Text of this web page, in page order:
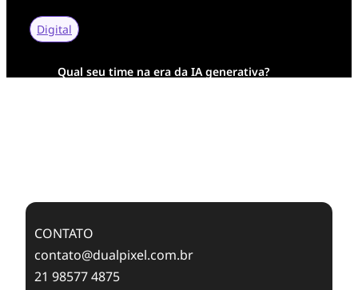
Digital
Qual seu time na era da IA generativa?
CONTATO
contato@dualpixel.com.br
21 98577 4875